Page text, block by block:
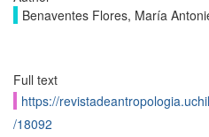
Benaventes Flores, María
Full text
https://
/18092